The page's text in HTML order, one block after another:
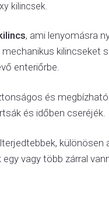
kilincsek.
, ami lenyomásra
kilincseket
enteriőrbe.
és
és időben cseréjék.
különösen
vagy több zárral